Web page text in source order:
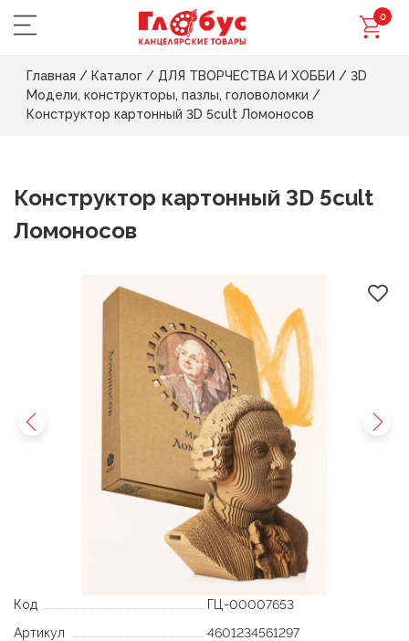
0
Главная / Каталог / ДЛЯ ТВОРЧЕСТВА И ХОББИ / 3D
Модели, конструкторы, пазлы, головоломки /
Конструктор картонный 3D 5cult Ломоносов
Конструктор картонный 3D 5cult
Ломоносов
Код
ГЦ-00007653
Артикул
4601234561297